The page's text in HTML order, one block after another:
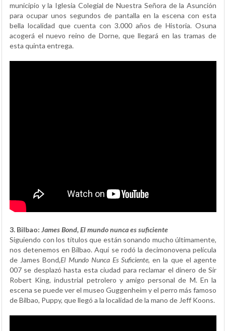
municipio y la Iglesia Colegial de Nuestra Señora de la Asunción
para ocupar unos segundos de pantalla en la escena con esta
bella localidad que cuenta con 3.000 años de Historia. Osuna
acogerá el nuevo reino de Dorne, que llegará en las tramas de
esta quinta entrega.
3. Bilbao: James Bond, El mundo nunca es suficiente
Siguiendo con los títulos que están sonando mucho últimamente,
nos detenemos en Bilbao. Aquí se rodó la decimonovena película
de James Bond,El Mundo Nunca Es Suficiente, en la que el agente
007 se desplazó hasta esta ciudad para reclamar el dinero de Sir
Robert King, industrial petrolero y amigo personal de M. En la
escena se puede ver el museo Guggenheim y el perro más famoso
de Bilbao, Puppy, que llegó a la localidad de la mano de Jeff Koons.